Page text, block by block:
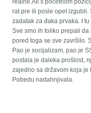
rat pre ili posle opet
zadatak za đaka prvaka. I
Sve smo ih toliko prepali
pored toga se sve završilo.
Pao je socijalizam, pao je
postala je daleka prošlost,
zajedno sa državom koja
Pobedu nadahnjivala.